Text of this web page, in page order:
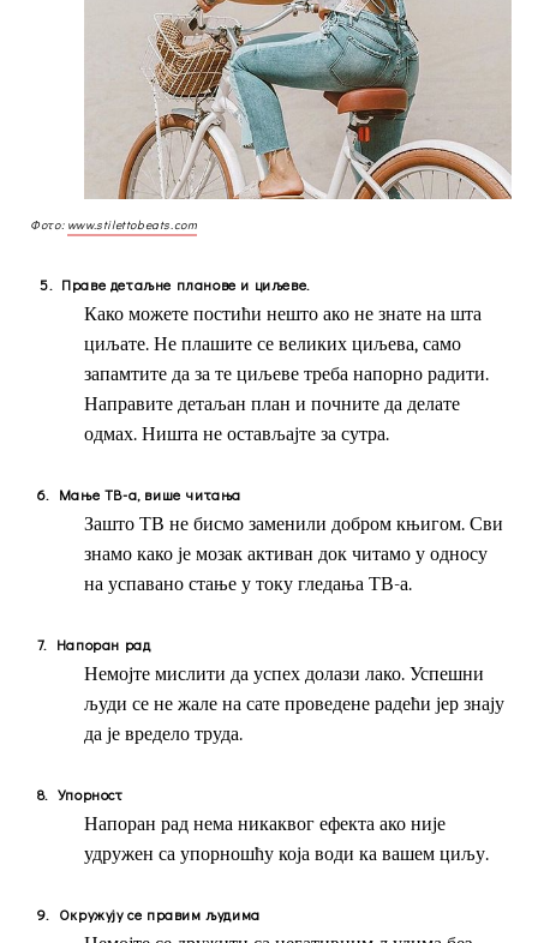
Фото: www.stilettobeats.com
5. Праве детаљне планове и циљеве.
Како можете постићи нешто ако не знате на шта
циљате. Не плашите се великих циљева, само
запамтите да за те циљеве треба напорно радити.
Направите детаљан план и почните да делате
одмах. Ништа не остављајте за сутра.
Мање ТВ-а, више читања
Зашто ТВ не бисмо заменили добром књигом. Сви
знамо како је мозак активан док читамо у односу
на успавано стање у току гледања ТВ-а.
Напоран рад
Немојте мислити да успех долази лако. Успешни
људи се не жале на сате проведене радећи јер знају
да је вредело труда.
Упорност
Напоран рад нема никаквог ефекта ако није
удружен са упорношћу која води ка вашем циљу.
Окружују се правим људима